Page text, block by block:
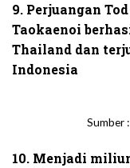
9. Perjuangan
Taokaenoi
Thailand dan
Indonesia
Sumber
10. Menjadi